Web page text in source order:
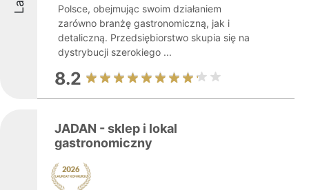
Polsce, obejmując swoim działaniem
zarówno branżę gastronomiczną, jak i
detaliczną. Przedsiębiorstwo skupia się na
dystrybucji szerokiego ...
8.2
JADAN - sklep i lokal
gastronomiczny